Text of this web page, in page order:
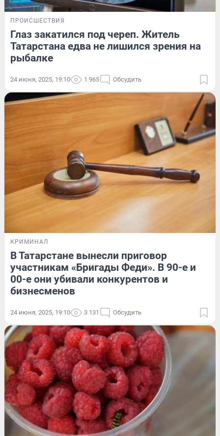
ПРОИСШЕСТВИЯ
Глаз закатился под череп. Житель
Татарстана едва не лишился зрения на
рыбалке
24 июня, 2025, 19:10 1 965 Обсудить
КРИМИНАЛ
В Татарстане вынесли приговор
участникам «Бригады Феди». В 90-е и
00-е они убивали конкурентов и
бизнесменов
24 июня, 2025, 19:10 3 131 Обсудить